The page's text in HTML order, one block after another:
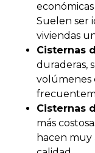
Suelen ser
viviendas
Cisternas
duraderas,
volúmenes
Cisternas
más
hacen muy